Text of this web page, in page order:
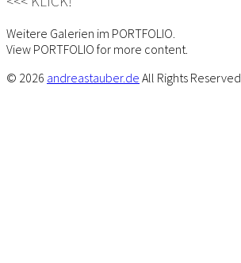
Weitere Galerien im PORTFOLIO.
View PORTFOLIO for more content.
© 2026 andreastauber.de All Rights Reserved.